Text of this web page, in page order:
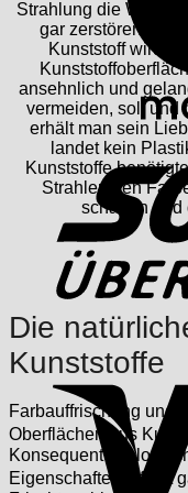
Strahlung die
gar zerstören. Die
Kunststoff wird
ansehnlich und
vermeiden, soll und
erhält man sein
landet kein
Kunststoffe
Strahlen den
schaden und
Die
Kunststoffe
Farbauffrischung und
Oberflächen aus
Konsequent
Eigenschaften: pflegt